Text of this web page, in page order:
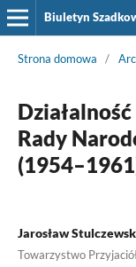
Biuletyn
Strona domowa /
Rady
Jarosław
Towarzystwo